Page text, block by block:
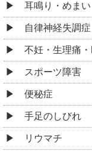
耳鳴り・めまい
自律神経失調症
不妊・生理痛
スポーツ障害
便秘症
手足のしびれ
リウマチ